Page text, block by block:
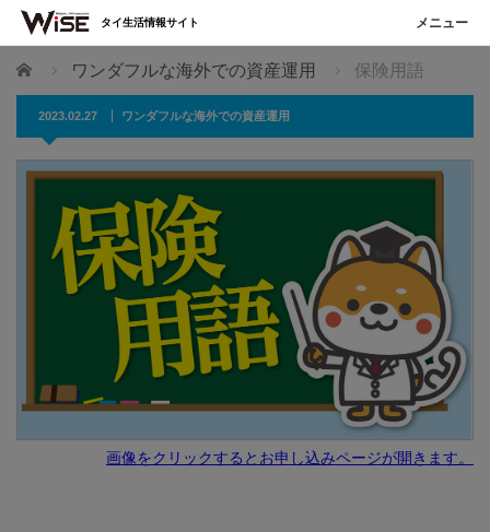
ホーム ワンダフルな海外での資産運用 保険用語
2023.02.27 ワンダフルな海外での資産運用
画像をクリックするとお申し込みページが開きます。
タイ生活情報サイト